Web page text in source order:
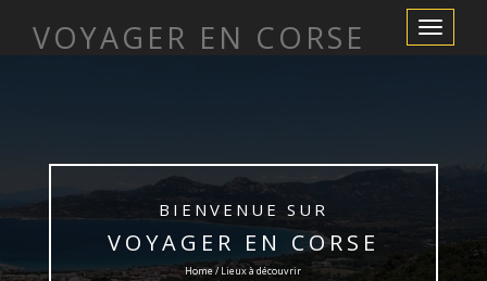
Afficher/
la
VOYAGER EN CORSE
BIENVENUE SUR
VOYAGER EN CORSE
Home / Lieux à découvrir